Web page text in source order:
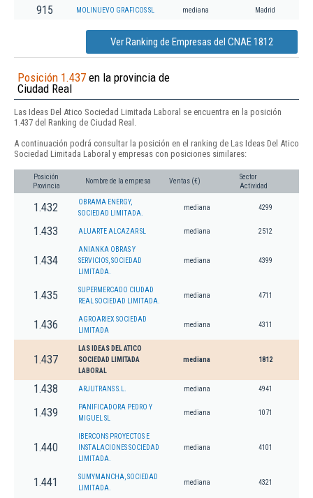
915 MOLINUEVO GRAFICOS SL mediana Madrid
Ver Ranking de Empresas del CNAE 1812
Posición 1.437 en la provincia de
Ciudad Real
Las Ideas Del Atico Sociedad Limitada Laboral se encuentra en la posición
1.437 del Ranking de Ciudad Real.
A continuación podrá consultar la posición en el ranking de Las Ideas Del Atico
Sociedad Limitada Laboral y empresas con posiciones similares:
Posición
Provincia
Nombre de la empresa Ventas (€)
Sector
Actividad
1.432
OBRAMA ENERGY,
SOCIEDAD LIMITADA.
mediana 4299
1.433 ALUARTE ALCAZAR SL mediana 2512
1.434
ANIANKA OBRAS Y
SERVICIOS, SOCIEDAD
LIMITADA.
mediana 4399
1.435
SUPERMERCADO CIUDAD
REAL SOCIEDAD LIMITADA.
mediana 4711
1.436
AGROARIEX SOCIEDAD
LIMITADA
mediana 4311
1.437
LAS IDEAS DEL ATICO
SOCIEDAD LIMITADA
LABORAL
mediana 1812
1.438 ARJUTRANS S.L. mediana 4941
1.439
PANIFICADORA PEDRO Y
MIGUEL SL
mediana 1071
1.440
IBERCONS PROYECTOS E
INSTALACIONES SOCIEDAD
LIMITADA.
mediana 4101
1.441
SUMYMANCHA, SOCIEDAD
LIMITADA.
mediana 4321